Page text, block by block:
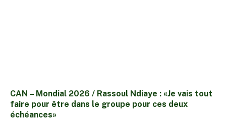
CAN – Mondial 2026 / Rassoul Ndiaye : «Je vais tout
faire pour être dans le groupe pour ces deux
échéances»